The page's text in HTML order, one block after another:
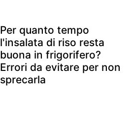
Per quanto tempo
l'insalata di riso resta
buona in frigorifero?
Errori da evitare per non
sprecarla